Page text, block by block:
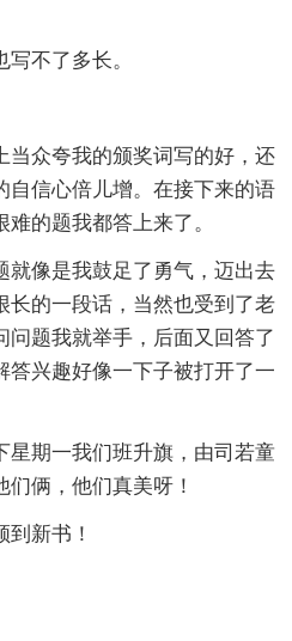
不了多长。
当众夸我的颁奖词写的好，还
自信心倍儿增。在接下来的语
的题我都答上来了。
就像是我鼓足了勇气，迈出去
长的一段话，当然也受到了老
问题我就举手，后面又回答了
答兴趣好像一下子被打开了一
星期一我们班升旗，由司若童
俩，他们真美呀！
新书！